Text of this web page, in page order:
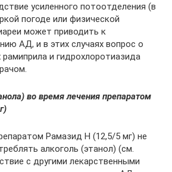
усиленного потоотделения (в
погоде или физической
может приводить к
АД, и в этих случаях вопрос о
и гидрохлоротиазида
во время лечения препаратом
Рамазид Н (12,5/5 мг) не
алкоголь (этанол) (см.
с другими лекарственными